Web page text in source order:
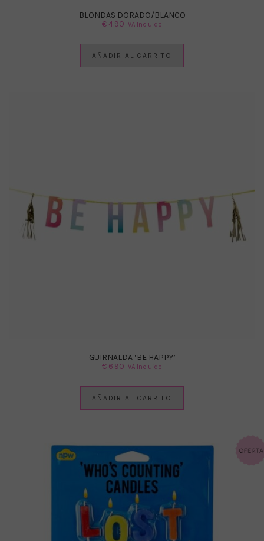
BLONDAS DORADO/BLANCO
€4.90 IVA Incluido
AÑADIR AL CARRITO
GUIRNALDA ‘BE HAPPY’
€ 6.90 IVA Incluido
AÑADIR AL CARRITO